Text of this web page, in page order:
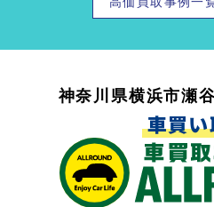
神奈川県横浜市瀬
車買